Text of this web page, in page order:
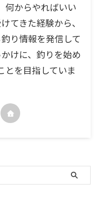
何からやればいい
てきた経験から、
り情報を発信して
けに、釣りを始め
とを目指していま